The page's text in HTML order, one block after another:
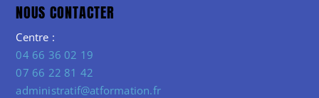
NOUS CONTACTER
Centre :
04 66 36 02 19
07 66 22 81 42
administratif@atformation.fr